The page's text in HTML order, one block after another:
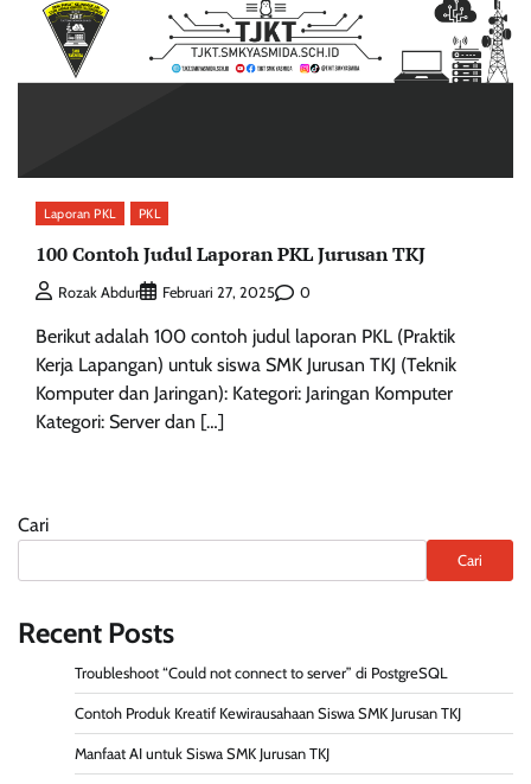
Laporan PKL PKL
100 Contoh Judul Laporan PKL Jurusan TKJ
Rozak Abdur Februari 27, 2025 0
Berikut adalah 100 contoh judul laporan PKL (Praktik
Kerja Lapangan) untuk siswa SMK Jurusan TKJ (Teknik
Komputer dan Jaringan): Kategori: Jaringan Komputer
Kategori: Server dan […]
Cari
Cari
Recent Posts
Troubleshoot “Could not connect to server” di PostgreSQL
Contoh Produk Kreatif Kewirausahaan Siswa SMK Jurusan TKJ
Manfaat AI untuk Siswa SMK Jurusan TKJ